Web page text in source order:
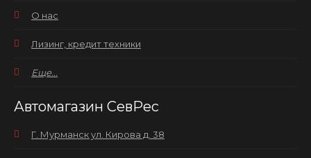
О нас
Лизинг, кредит техники
Еще...
Автомагазин СевРес
Г. Мурманск ул. Кирова д. 38